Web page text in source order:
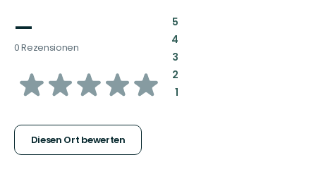
—
0 Rezensionen
von
Sternen
Diesen Ort bewerten
5:
4:
3:
2:
1: